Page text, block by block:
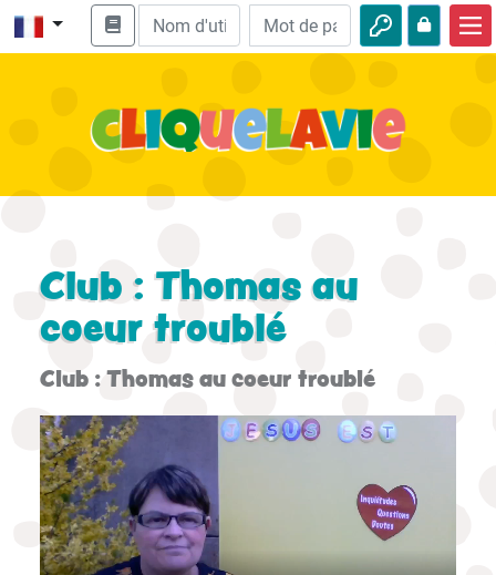
Enseignement biblique
Aventures
Club : Thomas au
coeur troublé
Club : Thomas au coeur troublé